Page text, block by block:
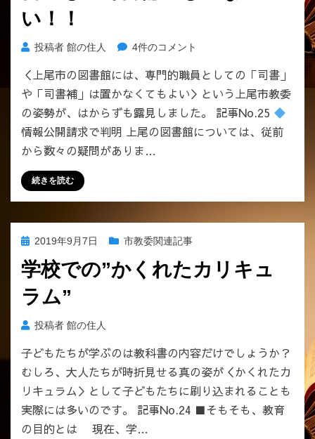
の
な
っ
た。
へ
の
い！！
投稿者 館の住人
情
公
開
請
で
判
た
上
尾
の
は
「司
書」
「司
書
4件のコメント
＜上尾市の図書館には、専門的職員としての「司書」
や「司書補」は置かなくてもよい＞という上尾市教委
の姿勢が、はからずも露見しました。 記事No.25
情報公開請求で判明 上尾の図書館については、従前
から数々の疑問がありま…
続きを読む
投
日:
2019年9月7日 市教委関連記事
学校での”かくれたカリキュ
ラム”
投稿者 館の住人
子どもたちが学ぶのは教科書の内容だけでしょうか？
むしろ、大人たちが時折見せる真の姿が＜かくれたカ
リキュラム＞として子どもたちに刷り込まれることも
実際には多いのです。 記事No.24 ■そもそも、教育
の目的とは 現在、学…